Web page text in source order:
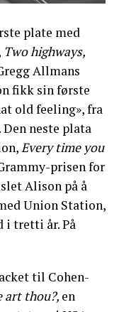
plate med
Two highways,
Allmans
fikk sin første
old feeling», fra
Den neste plata
Every time you
prisen for
Alison på å
Union Station,
i tretti år. På
til Cohen-
art thou?, en